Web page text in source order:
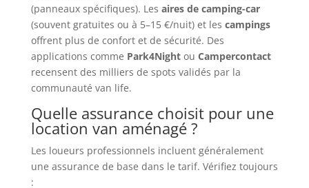
(panneaux spécifiques). Les aires de camping-car
(souvent gratuites ou à 5–15 €/nuit) et les campings
offrent plus de confort et de sécurité. Des
applications comme Park4Nightou Campercontact
recensent des milliers de spots validés par la
communauté van life.
Quelle assurance choisit pour une
location van aménagé ?
Les loueurs professionnels incluent généralement
une assurance de base dans le tarif. Vérifiez toujours
: